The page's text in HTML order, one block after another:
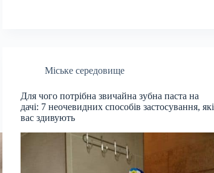
Міське середовище
Для чого потрібна звичайна зубна паста на
дачі: 7 неочевидних способів застосування, які
вас здивують